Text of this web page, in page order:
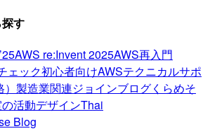
す
AWS re:Invent 2025AWS再入門
ェック初心者向けAWSテクニカルサポ
製造業関連ジョインブログくらめそ
活動デザインThai
Blog